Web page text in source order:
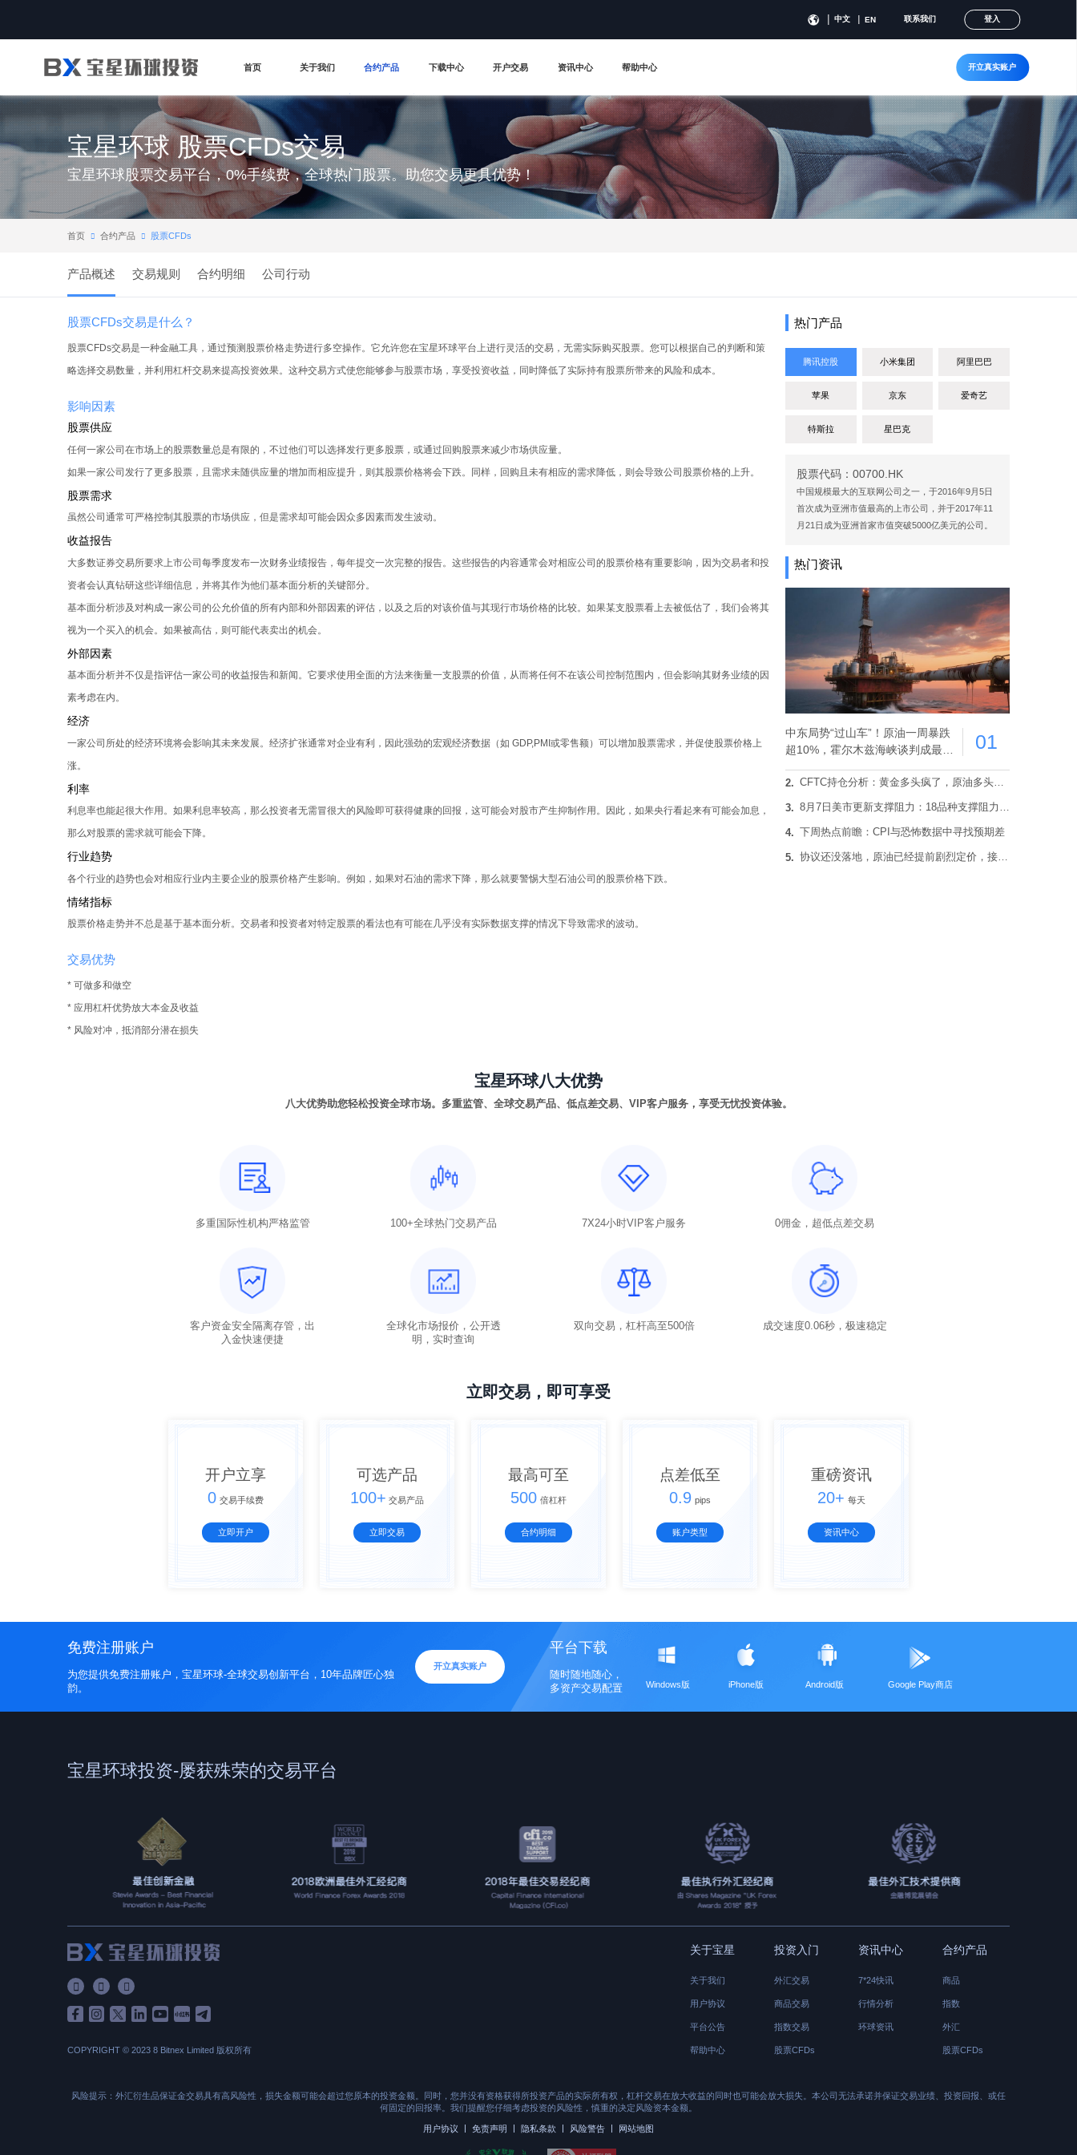
中文 EN 联系我们 登入
首页 关于我们 合约产品 下载中心 开户交易 资讯中心 帮助中心 开立真实账户
宝星环球 股票CFDs交易
宝星环球股票交易平台，0%手续费，全球热门股票。助您交易更具优势！
首页  合约产品  股票CFDs
产品概述 交易规则 合约明细 公司行动
股票CFDs交易是什么？
股票CFDs交易是一种金融工具，通过预测股票价格走势进行多空操作。它允许您在宝星环球平台上进行灵活的交易，无需实际购买股票。您可以根据自己的判断和策
略选择交易数量，并利用杠杆交易来提高投资效果。这种交易方式使您能够参与股票市场，享受投资收益，同时降低了实际持有股票所带来的风险和成本。
影响因素
股票供应
任何一家公司在市场上的股票数量总是有限的，不过他们可以选择发行更多股票，或通过回购股票来减少市场供应量。
如果一家公司发行了更多股票，且需求未随供应量的增加而相应提升，则其股票价格将会下跌。同样，回购且未有相应的需求降低，则会导致公司股票价格的上升。
股票需求
虽然公司通常可严格控制其股票的市场供应，但是需求却可能会因众多因素而发生波动。
收益报告
大多数证券交易所要求上市公司每季度发布一次财务业绩报告，每年提交一次完整的报告。这些报告的内容通常会对相应公司的股票价格有重要影响，因为交易者和投
资者会认真钻研这些详细信息，并将其作为他们基本面分析的关键部分。
基本面分析涉及对构成一家公司的公允价值的所有内部和外部因素的评估，以及之后的对该价值与其现行市场价格的比较。如果某支股票看上去被低估了，我们会将其
视为一个买入的机会。如果被高估，则可能代表卖出的机会。
外部因素
基本面分析并不仅是指评估一家公司的收益报告和新闻。它要求使用全面的方法来衡量一支股票的价值，从而将任何不在该公司控制范围内，但会影响其财务业绩的因
素考虑在内。
经济
一家公司所处的经济环境将会影响其未来发展。经济扩张通常对企业有利，因此强劲的宏观经济数据（如 GDP,PMI或零售额）可以增加股票需求，并促使股票价格上
涨。
利率
利息率也能起很大作用。如果利息率较高，那么投资者无需冒很大的风险即可获得健康的回报，这可能会对股市产生抑制作用。因此，如果央行看起来有可能会加息，
那么对股票的需求就可能会下降。
行业趋势
各个行业的趋势也会对相应行业内主要企业的股票价格产生影响。例如，如果对石油的需求下降，那么就要警惕大型石油公司的股票价格下跌。
情绪指标
股票价格走势并不总是基于基本面分析。交易者和投资者对特定股票的看法也有可能在几乎没有实际数据支撑的情况下导致需求的波动。
交易优势
* 可做多和做空
* 应用杠杆优势放大本金及收益
* 风险对冲，抵消部分潜在损失
热门产品
腾讯控股 小米集团 阿里巴巴
苹果 京东 爱奇艺
特斯拉 星巴克
股票代码：00700.HK
中国规模最大的互联网公司之一，于2016年9月5日
首次成为亚洲市值最高的上市公司，并于2017年11
月21日成为亚洲首家市值突破5000亿美元的公司。
热门资讯
01
中东局势“过山车”！原油一周暴跌
超10%，霍尔木兹海峡谈判成最大
2. CFTC持仓分析：黄金多头疯了，原油多头跑了，日元空头投降了！
3. 8月7日美市更新支撑阻力：18品种支撑阻力(金银铂钯原油天然气铜及十大货币对)
4. 下周热点前瞻：CPI与恐怖数据中寻找预期差
5. 协议还没落地，原油已经提前剧烈定价，接下来市场真正要验证什么？
宝星环球八大优势
八大优势助您轻松投资全球市场。多重监管、全球交易产品、低点差交易、VIP客户服务，享受无忧投资体验。
多重国际性机构严格监管 100+全球热门交易产品 7X24小时VIP客户服务 0佣金，超低点差交易
客户资金安全隔离存管，出
入金快速便捷
全球化市场报价，公开透
明，实时查询
双向交易，杠杆高至500倍 成交速度0.06秒，极速稳定
立即交易，即可享受
开户立享
0 交易手续费
立即开户
可选产品
100+ 交易产品
立即交易
最高可至
500 倍杠杆
合约明细
点差低至
0.9 pips
账户类型
重磅资讯
20+ 每天
资讯中心
免费注册账户
为您提供免费注册账户，宝星环球-全球交易创新平台，10年品牌匠心独
韵。
开立真实账户
平台下载
随时随地随心，
多资产交易配置
Windows版 iPhone版 Android版 Google Play商店
宝星环球投资-屡获殊荣的交易平台
  
COPYRIGHT © 2023 8 Bitnex Limited 版权所有
关于宝星
关于我们
用户协议
平台公告
帮助中心
投资入门
外汇交易
商品交易
指数交易
股票CFDs
资讯中心
7*24快讯
行情分析
环球资讯
合约产品
商品
指数
外汇
股票CFDs
风险提示：外汇衍生品保证金交易具有高风险性，损失金额可能会超过您原本的投资金额。同时，您并没有资格获得所投资产品的实际所有权，杠杆交易在放大收益的同时也可能会放大损失。本公司无法承诺并保证交易业绩、投资回报、或任
何固定的回报率。我们提醒您仔细考虑投资的风险性，慎重的决定风险资本金额。
用户协议 | 免责声明 | 隐私条款 | 风险警告 | 网站地图